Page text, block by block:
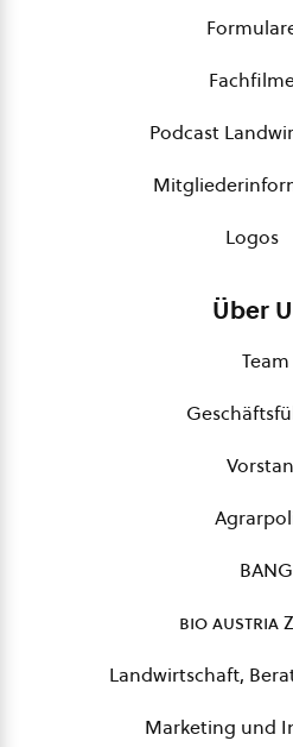
Podcast
Logos
Über
Team
BANG
bio austria
Landwirtschaft,
Marketing und